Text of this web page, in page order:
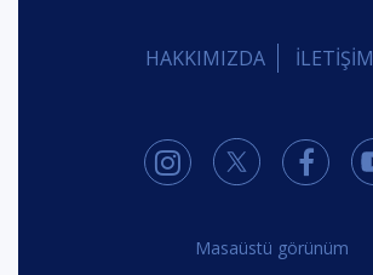
HAKKIMIZDA İLETİŞİM
Masaüstü görünüm